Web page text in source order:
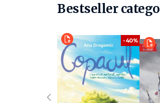
„Catherine Ryan Hyde ne
poveste de care-și va aminti
Bestseller
-40%
‹